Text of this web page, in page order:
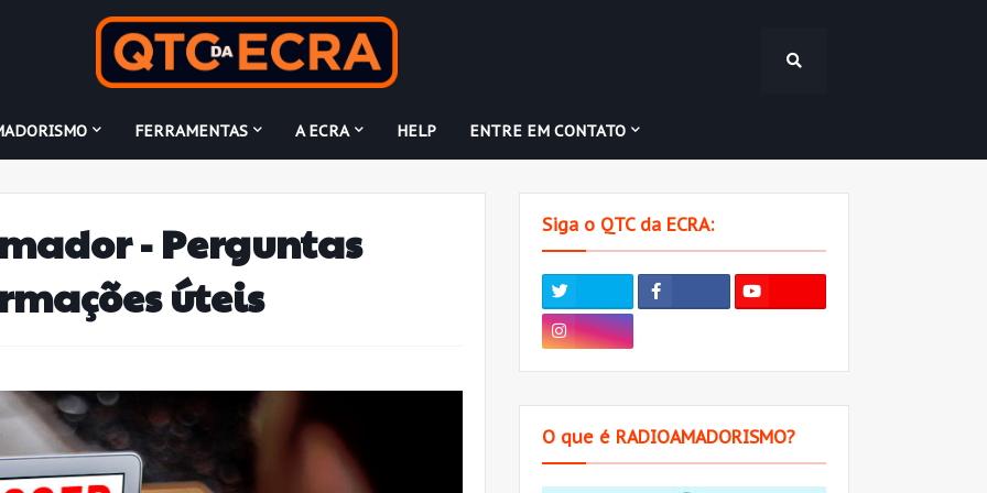
FERRAMENTAS A ECRA HELP ENTRE EM CONTATO
- Perguntas
úteis
Siga o QTC da ECRA:
O que é RADIOAMADORISMO?